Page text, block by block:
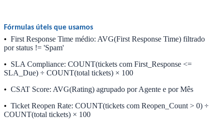
Fórmulas úteis que usamos
• First Response Time médio: AVG(First Response Time) filtrado
por status != 'Spam'
• SLA Compliance: COUNT(tickets com First_Response <=
SLA_Due) ÷ COUNT(total tickets) × 100
• CSAT Score: AVG(Rating) agrupado por Agente e por Mês
• Ticket Reopen Rate: COUNT(tickets com Reopen_Count > 0) ÷
COUNT(total tickets) × 100